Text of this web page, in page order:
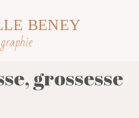
BENEY
grossesse